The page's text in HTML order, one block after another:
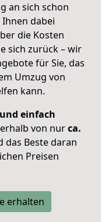
an sich schon
dabei
die Kosten
sich zurück – wir
für Sie, das
Umzug von
kann.
einfach
von nurca.
das Beste daran
Preisen
erhalten